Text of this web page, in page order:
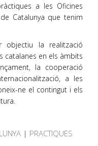
a les Oficines
Catalunya que tenim
objectiu la realització
catalanes en els àmbits
la cooperació
a les
ne el contingut i els
| PRACTIQUES